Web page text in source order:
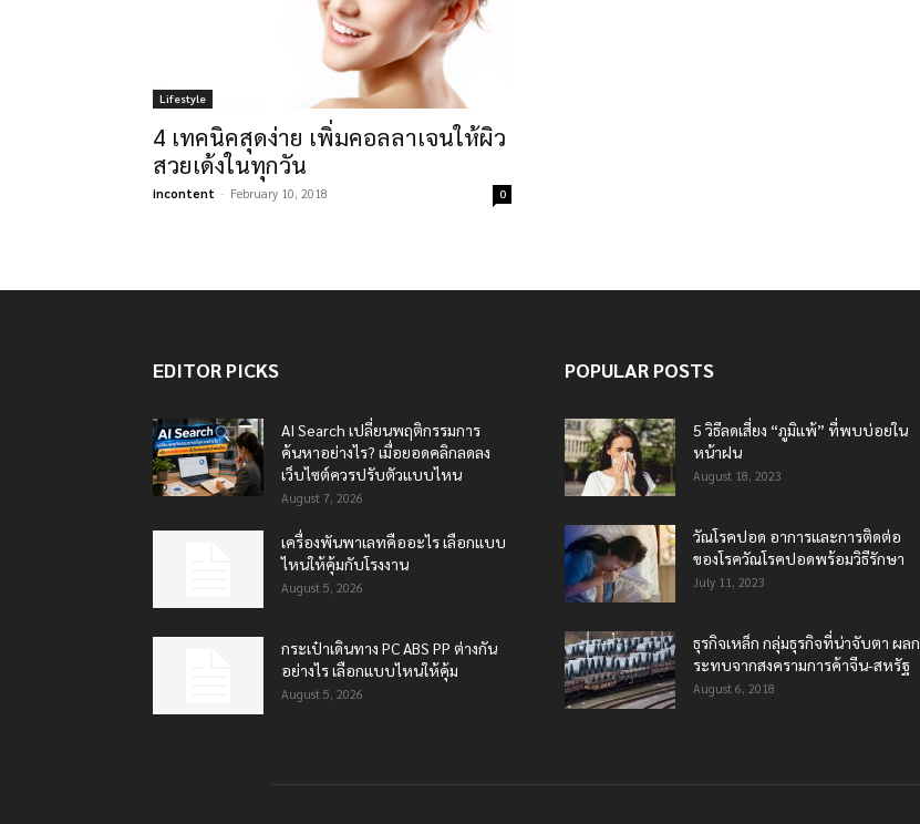
Lifestyle
4 เทคนิคสุดง่าย เพิ่มคอลลาเจนให้ผิว
สวยเด้งในทุกวัน
incontent - February 10, 2018 0
EDITOR PICKS
AI Search เปลี่ยนพฤติกรรมการ
ค้นหาอย่างไร? เมื่อยอดคลิกลดลง
เว็บไซต์ควรปรับตัวแบบไหน
August 7, 2026
เครื่องพันพาเลทคืออะไร เลือกแบบ
ไหนให้คุ้มกับโรงงาน
August 5, 2026
กระเป๋าเดินทาง PC ABS PP ต่างกัน
อย่างไร เลือกแบบไหนให้คุ้ม
August 5, 2026
POPULAR POSTS
5 วิธีลดเสี่ยง “ภูมิแพ้” ที่พบบ่อยใน
หน้าฝน
August 18, 2023
วัณโรคปอด อาการและการติดต่อ
ของโรควัณโรคปอดพร้อมวิธีรักษา
July 11, 2023
ธุรกิจเหล็ก กลุ่มธุรกิจที่น่าจับตา ผลก
ระทบจากสงครามการค้าจีน-สหรัฐ
August 6, 2018